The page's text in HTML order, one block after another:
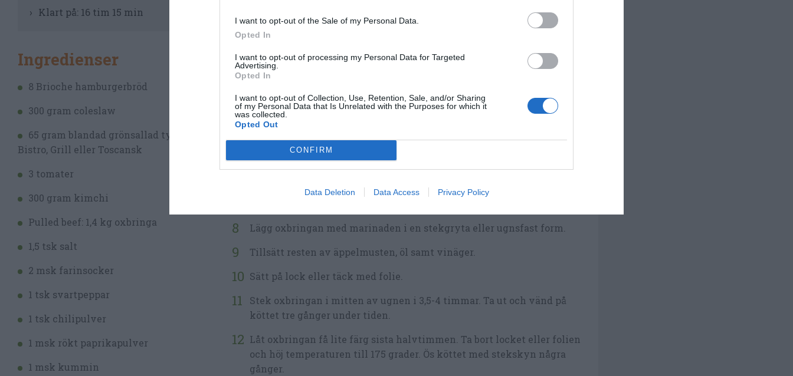
I want to opt-out of the Sale of my Personal Data.
Opted In
I want to opt-out of processing my Personal Data for Targeted
Advertising.
Opted In
I want to opt-out of Collection, Use, Retention, Sale, and/or Sharing
of my Personal Data that Is Unrelated with the Purposes for which it
was collected.
Opted Out
CONFIRM
Data Deletion Data Access Privacy Policy
Klart på: 16 tim 15 min
Ingredienser
8 Brioche hamburgerbröd
300 gram coleslaw
65 gram blandad grönsallad typ
Bistro, Grill eller Toscansk
3 tomater
300 gram kimchi
Pulled beef: 1,4 kg oxbringa
1,5 tsk salt
2 msk farinsocker
1 tsk svartpeppar
1 tsk chilipulver
1 msk rökt paprikapulver
1 msk kummin
Dela chilin på längden och ta bort kärnorna. Strimla chilin grovt och
Skala lök och vitlök. Hacka grovt och mixa med chilin i
för hand.
Tillsätt kryddpastan tillsammans med 2 dl av äppelmusten till
köttet.
Vänd runt så att allt blandas, förslut och låt stå i kylen över natten
Lägg oxbringan med marinaden i en stekgryta eller ugnsfast form.
Tillsätt resten av äppelmusten, öl samt vinäger.
Sätt på lock eller täck med folie.
Stek oxbringan i mitten av ugnen i 3,5-4 timmar. Ta ut och vänd på
köttet tre gånger under tiden.
Låt oxbringan få lite färg sista halvtimmen. Ta bort locket eller folien
och höj temperaturen till 175 grader. Ös köttet med stekskyn några
gånger.